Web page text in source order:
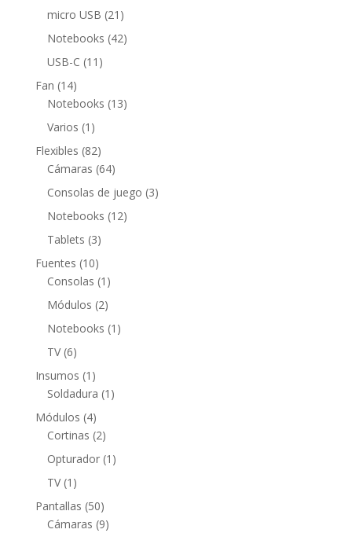
productos
micro USB 21 21
productos
Notebooks 4242
USB-C 11 11
Fan 1414
productos
Notebooks 1313
Varios 1 1
producto
Flexibles 8282
productos
Cámaras 6464
productos
Consolas de juego 33
Notebooks 1212
Tablets 33
productos
Fuentes 1010
productos
Consolas 1 1
producto
Módulos 22
productos
Notebooks 1 1
TV 66
productos
Insumos 1 1
producto
Soldadura 1 1
Módulos 44
productos
Cortinas 22
productos
Opturador 1 1
TV 1 1
producto
Pantallas 5050
productos
Cámaras 99